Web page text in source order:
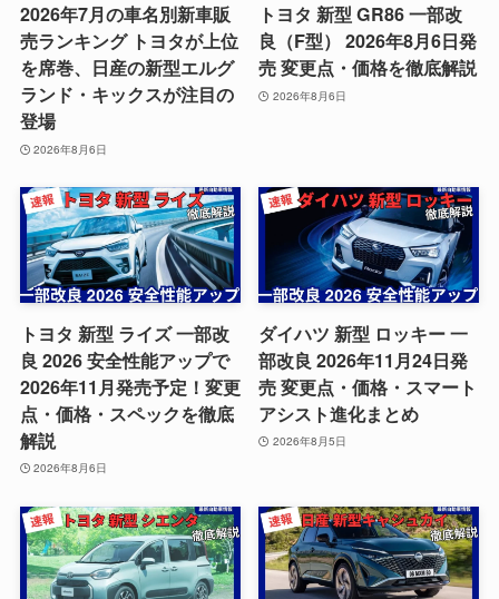
2026年7月の車名別新車販
売ランキング トヨタが上位
を席巻、日産の新型エルグ
ランド・キックスが注目の
登場
2026年8月6日
トヨタ 新型 GR86 一部改
良（F型） 2026年8月6日発
売 変更点・価格を徹底解説
2026年8月6日
トヨタ 新型 ライズ 一部改
良 2026 安全性能アップで
2026年11月発売予定！変更
点・価格・スペックを徹底
解説
2026年8月6日
ダイハツ 新型 ロッキー 一
部改良 2026年11月24日発
売 変更点・価格・スマート
アシスト進化まとめ
2026年8月5日